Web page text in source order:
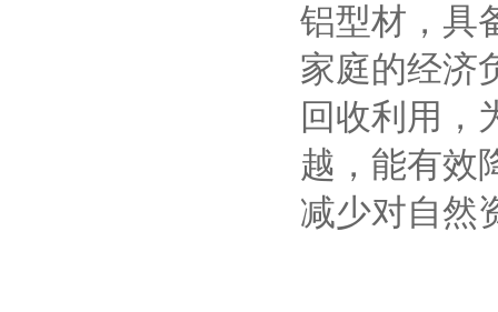
铝型材，具
家庭的经济
回收利用，
越，能有效
减少对自然